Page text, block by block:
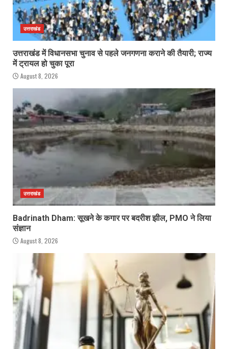
उत्तराखंड
उत्तराखंड में विधानसभा चुनाव से पहले जनगणना कराने की तैयारी; राज्य
में ट्रायल हो चुका पूरा
August 8, 2026
उत्तराखंड
Badrinath Dham: सूखने के कगार पर बदरीश झील, PMO ने लिया
संज्ञान
August 8, 2026